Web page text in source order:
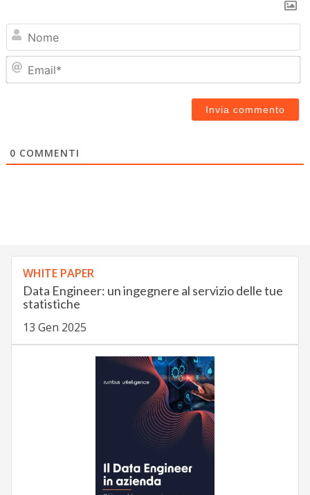
0 COMMENTI
WHITE PAPER
Data Engineer: un ingegnere al servizio delle tue
statistiche
13 Gen 2025